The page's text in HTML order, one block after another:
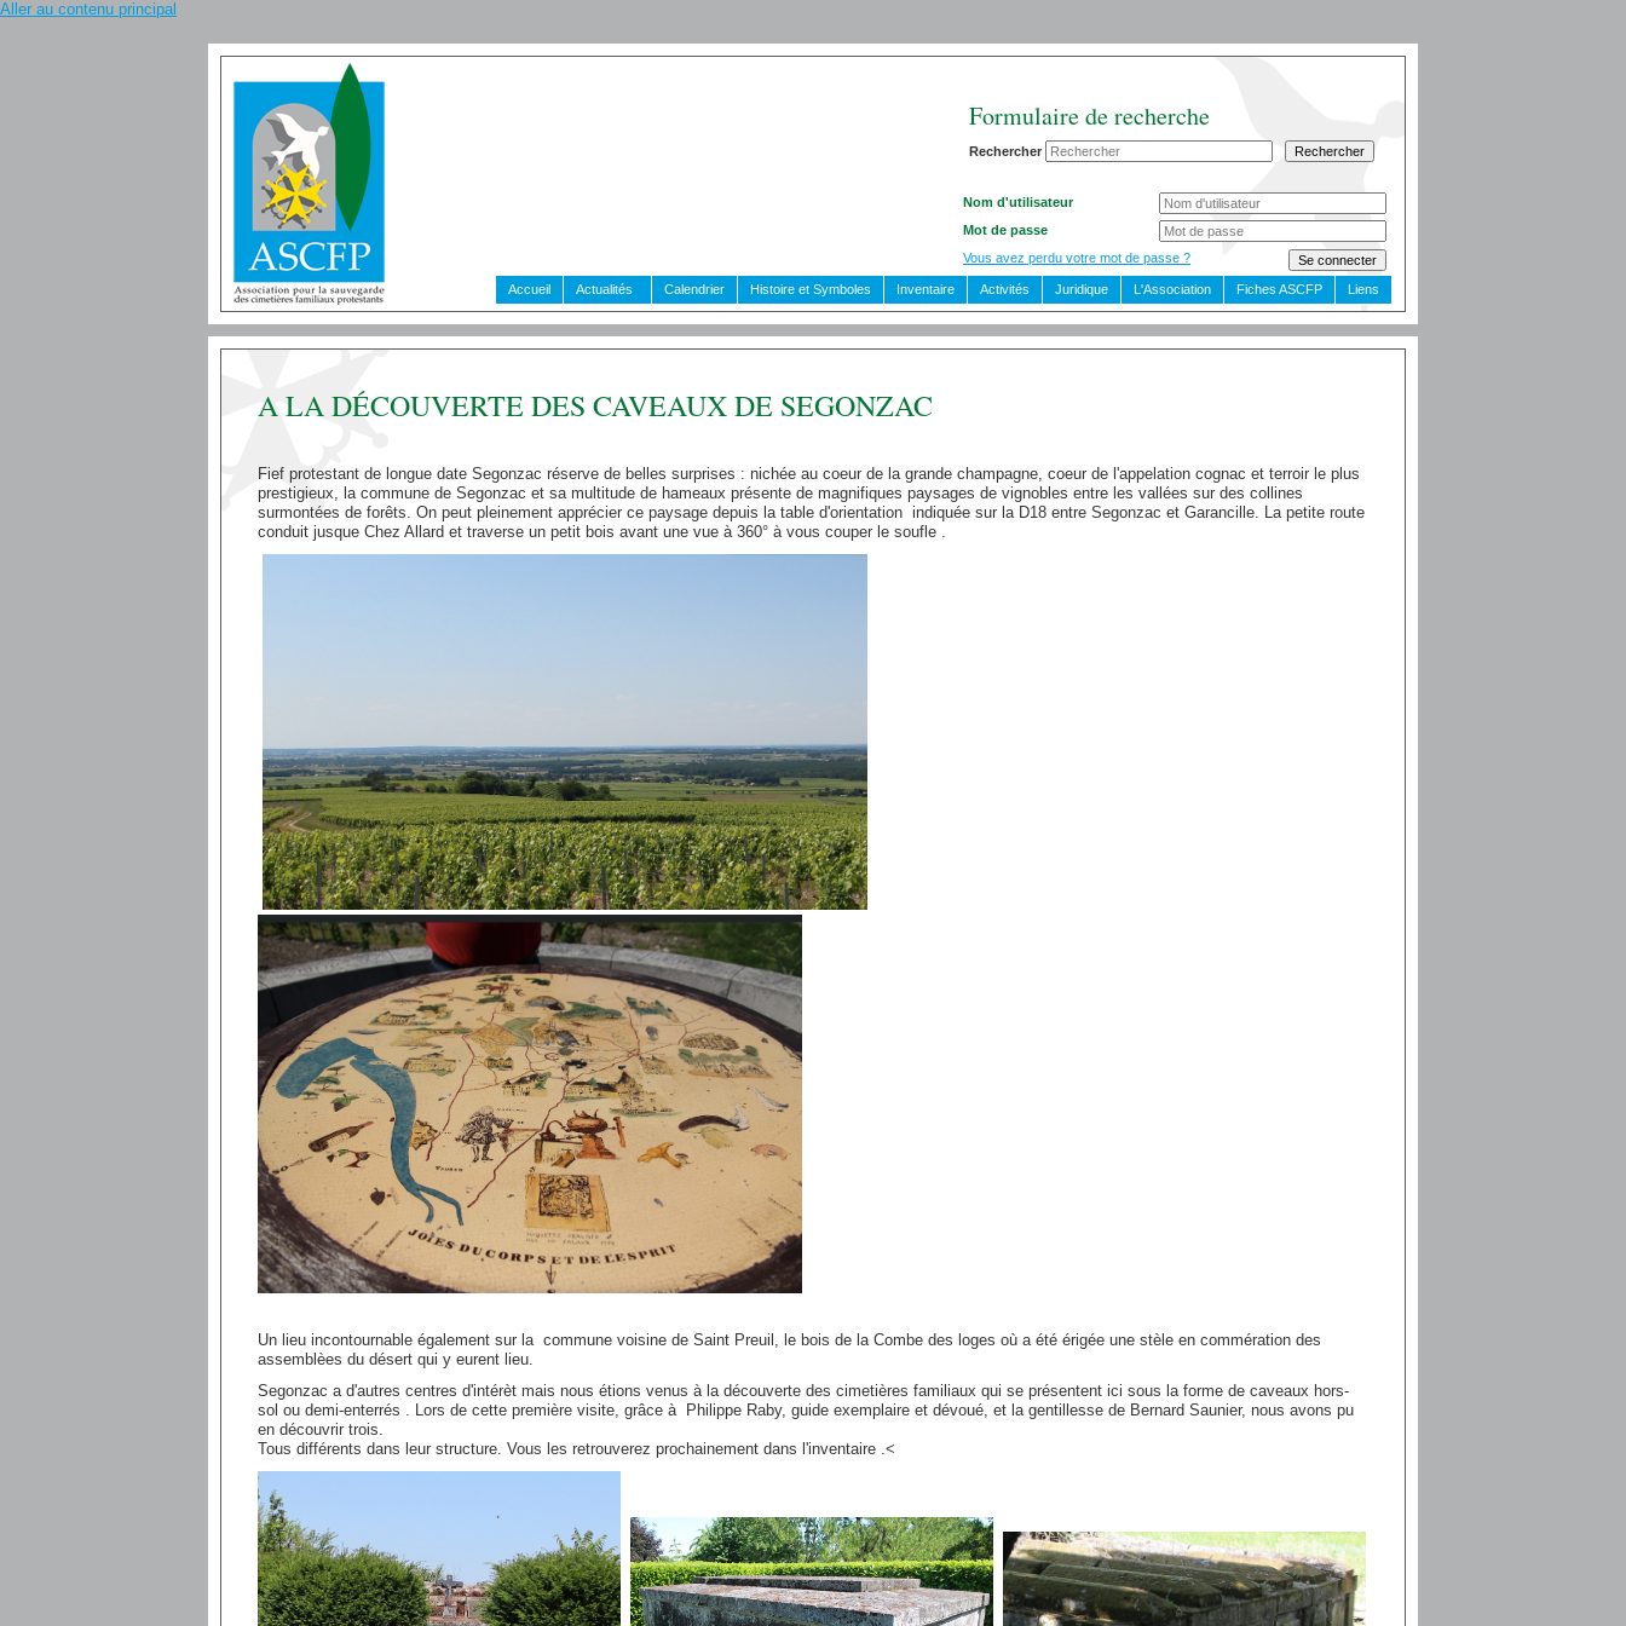
Aller au contenu principal
Formulaire de recherche
Rechercher
Nom d'utilisateur
Mot de passe
Vous avez perdu votre mot de passe ?
Accueil Actualités Calendrier Histoire et Symboles Inventaire Activités Juridique L'Association Fiches ASCFP Liens
A LA DÉCOUVERTE DES CAVEAUX DE SEGONZAC
Fief protestant de longue date Segonzac réserve de belles surprises : nichée au coeur de la grande champagne, coeur de l'appelation cognac et terroir le plus
prestigieux, la commune de Segonzac et sa multitude de hameaux présente de magnifiques paysages de vignobles entre les vallées sur des collines
surmontées de forêts. On peut pleinement apprécier ce paysage depuis la table d'orientation indiquée sur la D18 entre Segonzac et Garancille. La petite route
conduit jusque Chez Allard et traverse un petit bois avant une vue à 360° à vous couper le soufle .
Un lieu incontournable également sur la commune voisine de Saint Preuil, le bois de la Combe des loges où a été érigée une stèle en commération des
assemblèes du désert qui y eurent lieu.
Segonzac a d'autres centres d'intérèt mais nous étions venus à la découverte des cimetières familiaux qui se présentent ici sous la forme de caveaux hors-
sol ou demi-enterrés . Lors de cette première visite, grâce à Philippe Raby, guide exemplaire et dévoué, et la gentillesse de Bernard Saunier, nous avons pu
en découvrir trois.
Tous différents dans leur structure. Vous les retrouverez prochainement dans l'inventaire .<